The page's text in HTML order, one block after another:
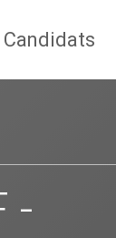
Candidats
-